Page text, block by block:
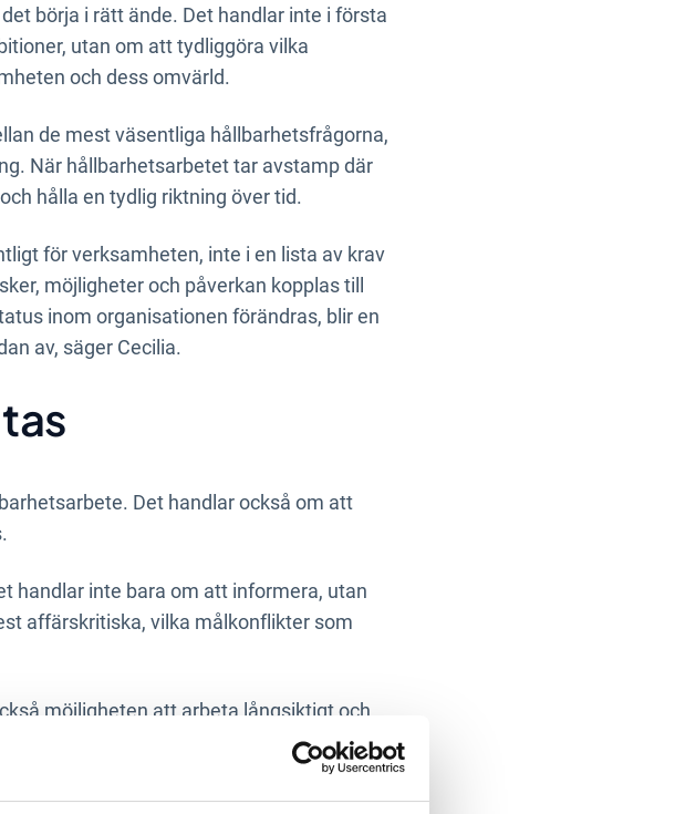
börja i rätt ände. Det handlar inte i första
utan om att tydliggöra vilka
och dess omvärld.
de mest väsentliga hållbarhetsfrågorna,
När hållbarhetsarbetet tar avstamp där
hålla en tydlig riktning över tid.
för verksamheten, inte i en lista av krav
möjligheter och påverkan kopplas till
inom organisationen förändras, blir en
av, säger Cecilia.
Det handlar också om att
handlar inte bara om att informera, utan
affärskritiska, vilka målkonflikter som
möjligheten att arbeta långsiktigt och
analyser och prioriteringar ökar